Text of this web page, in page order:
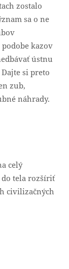
zostalo
sa o ne
kazov
ústnu
si preto
zub,
náhrady.
celý
do tela rozšíriť
civilizačných